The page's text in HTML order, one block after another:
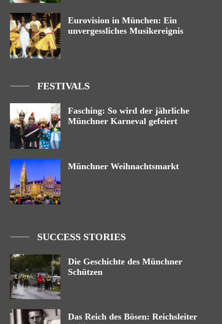
Eurovision in München: Ein
unvergessliches Musikereignis
FESTIVALS
Fasching: So wird der jährliche
Münchner Karneval gefeiert
Münchner Weihnachtsmarkt
SUCCESS STORIES
Die Geschichte des Münchner
Schützen
Das Reich des Bösen: Reichsleiter